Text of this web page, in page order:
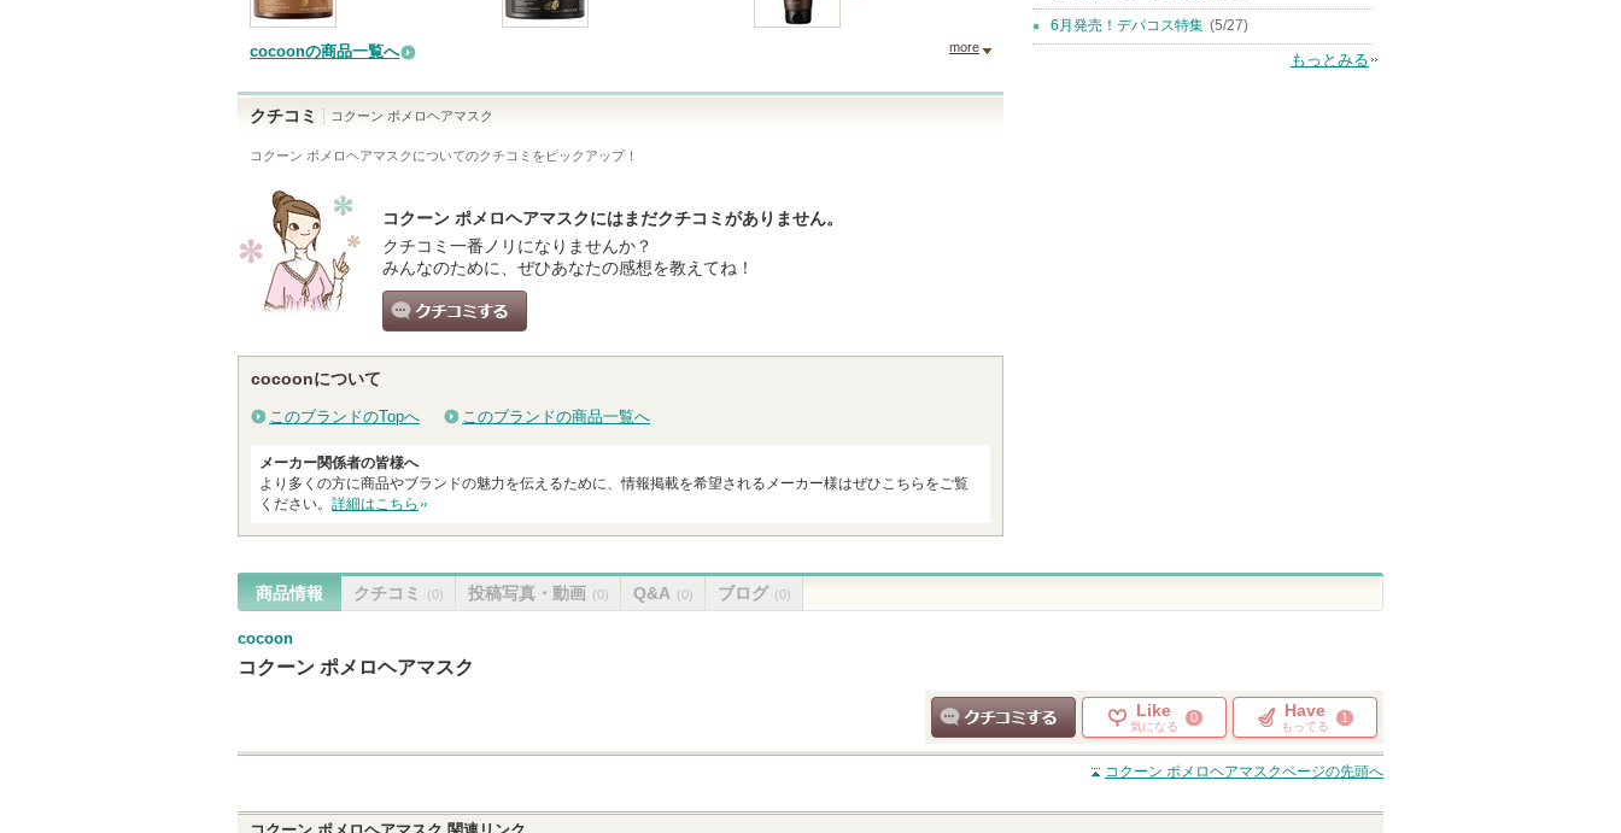
cocoonの商品一覧へ more
クチコミ コクーン ポメロヘアマスク
コクーン ポメロヘアマスク についてのクチコミをピックアップ！
コクーン ポメロヘアマスクにはまだクチコミがありません。
クチコミ一番ノリになりませんか？
みんなのために、ぜひあなたの感想を教えてね！
cocoonについて
このブランドのTopへ このブランドの商品一覧へ
メーカー関係者の皆様へ
より多くの方に商品やブランドの魅力を伝えるために、情報掲載を希望されるメーカー様はぜひこちらをご覧
ください。 詳細はこちら
6月発売！デパコス特集 (5/27)
もっとみる
商品情報 クチコミ (0) 投稿写真・動画 (0) Q&A (0) ブログ (0)
cocoon
コクーン ポメロヘアマスク
クチコミする
Like
気になる
0 Have
もってる
1
コクーン ポメロヘアマスクページの先頭へ